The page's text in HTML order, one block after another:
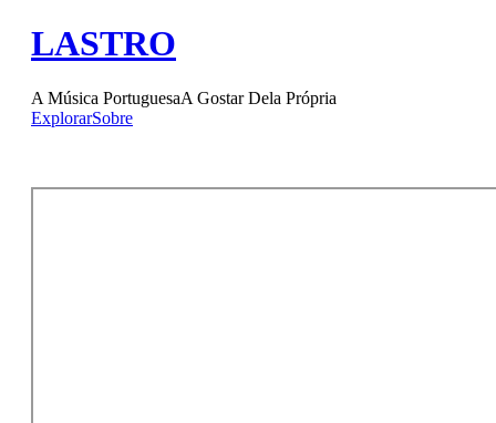
LASTRO
A Música PortuguesaA Gostar Dela Própria
ExplorarSobre